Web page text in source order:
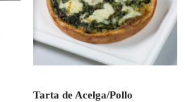
Tarta de Acelga/Pollo